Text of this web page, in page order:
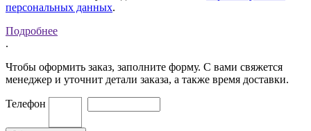
персональных данных.
Подробнее
.
Чтобы оформить заказ, заполните форму. С вами свяжется
менеджер и уточнит детали заказа, а также время доставки.
Телефон